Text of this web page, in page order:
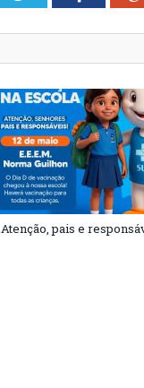
Atenção, pais e